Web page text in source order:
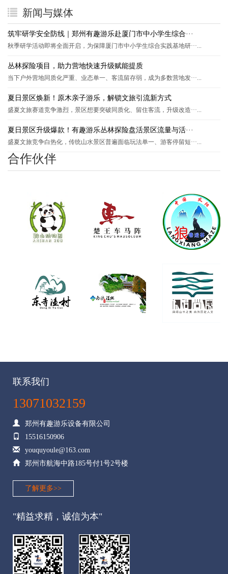
新闻与媒体
筑牢研学安全防线｜郑州有趣游乐赴厦门市中小学生综合···
秋季研学活动即将全面开启，为保障厦门市中小学生综合实践基地研···...
丛林探险项目，助力营地快速升级赋能提质
当下户外营地同质化严重、业态单一、客流留存弱，成为多数营地发···...
夏日景区焕新！原木亲子游乐，解锁文旅引流新方式
盛夏文旅赛道竞争激烈，景区想要突破同质化、留住客流，升级改造···...
夏日景区升级爆款！有趣游乐丛林探险盘活景区流量与活···
盛夏文旅竞争白热化，传统山水景区普遍面临玩法单一、游客停留短···...
合作伙伴
联系我们
13071032159
郑州有趣游乐设备有限公司
15516150906
youquyoule@163.com
郑州市航海中路185号付1号2号楼
了解更多>>
"精益求精，诚信为本"